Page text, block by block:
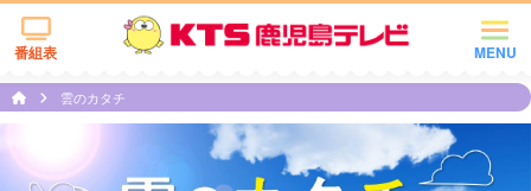
MENU
番組表
雲のカタチ